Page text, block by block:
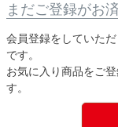
まだご登録がお
会員登録をしていた
です。
お気に入り商品をご
す。